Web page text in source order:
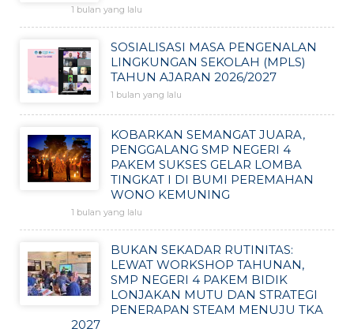
1 bulan yang lalu
SOSIALISASI MASA PENGENALAN
LINGKUNGAN SEKOLAH (MPLS)
TAHUN AJARAN 2026/2027
1 bulan yang lalu
KOBARKAN SEMANGAT JUARA,
PENGGALANG SMP NEGERI 4
PAKEM SUKSES GELAR LOMBA
TINGKAT I DI BUMI PEREMAHAN
WONO KEMUNING
1 bulan yang lalu
BUKAN SEKADAR RUTINITAS:
LEWAT WORKSHOP TAHUNAN,
SMP NEGERI 4 PAKEM BIDIK
LONJAKAN MUTU DAN STRATEGI
PENERAPAN STEAM MENUJU TKA
2027